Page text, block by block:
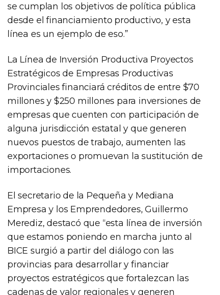
se cumplan los objetivos de política pública
desde el financiamiento productivo, y esta
línea es un ejemplo de eso.”
La Línea de Inversión Productiva Proyectos
Estratégicos de Empresas Productivas
Provinciales financiará créditos de entre $70
millones y $250 millones para inversiones de
empresas que cuenten con participación de
alguna jurisdicción estatal y que generen
nuevos puestos de trabajo, aumenten las
exportaciones o promuevan la sustitución de
importaciones.
El secretario de la Pequeña y Mediana
Empresa y los Emprendedores, Guillermo
Merediz, destacó que “esta línea de inversión
que estamos poniendo en marcha junto al
BICE surgió a partir del diálogo con las
provincias para desarrollar y financiar
proyectos estratégicos que fortalezcan las
cadenas de valor regionales y generen